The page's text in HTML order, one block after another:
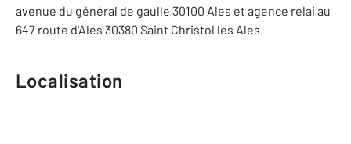
avenue du général de gaulle 30100 Ales et agence relai au
647 route d'Ales 30380 Saint Christol les Ales.
Localisation